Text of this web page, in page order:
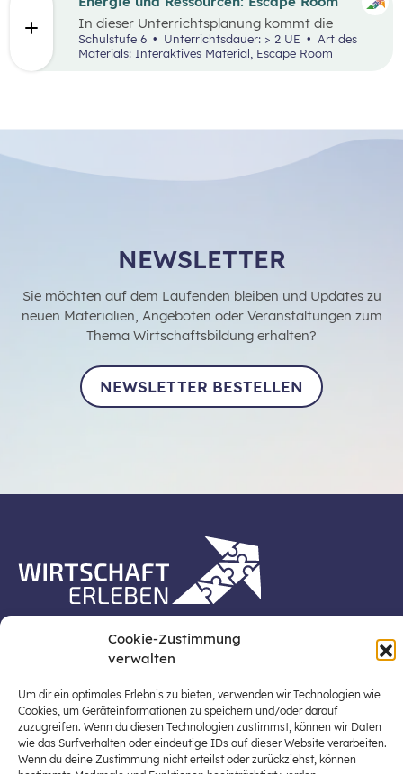
Cookie-Zustimmung
verwalten
Um dir ein optimales Erlebnis zu bieten, verwenden wir Technologien wie
Cookies, um Geräteinformationen zu speichern und/oder darauf
zuzugreifen. Wenn du diesen Technologien zustimmst, können wir Daten
wie das Surfverhalten oder eindeutige IDs auf dieser Website verarbeiten.
Wenn du deine Zustimmung nicht erteilst oder zurückziehst, können
In dieser Unterrichtsplanung kommt die
Methode „Escape Room“ zum Einsatz. Ziel ist
es, Inhalte des Kompetenzbereichs
„Nachhaltiger Umgang mit Energie und
Schulstufe 6 Unterrichtsdauer: > 2 UE
Materials: Interaktives Material, Escape Room
NEWSLETTER
Sie möchten auf dem Laufenden bleiben und Updates zu
neuen Materialien, Angeboten oder Veranstaltungen zum
Thema Wirtschaftsbildung erhalten?
NEWSLETTER BESTELLEN
Stiftung für Wirtschaftsbildung, Österreichs zentraler
Plattform für die Stärkung und Verbreiterung einer
lebensweltbezogenen und verantwortungsvollen
Wirtschaftsbildung in der schulischen Allgemeinbildung
(Fokus: Sekundarstufe I).